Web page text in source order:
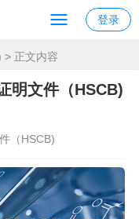
登录
> 正文内容
明文件（HSCB)
（HSCB)